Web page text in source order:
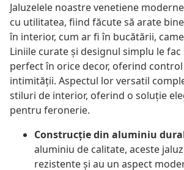
Jaluzelele noastre venetiene
cu utilitatea, fiind făcute să arate
în interior, cum ar fi în bucătării,
Liniile curate și designul simplu le
perfect în orice decor, oferind
intimității. Aspectul lor versatil
stiluri de interior, oferind o soluție
pentru feronerie.
Construcție din aluminiu
aluminiu de calitate, aceste
rezistente și au un aspect